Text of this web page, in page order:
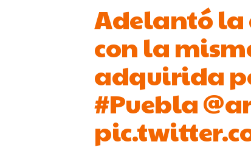
Adelantó la
con la
adquirida
#Puebla